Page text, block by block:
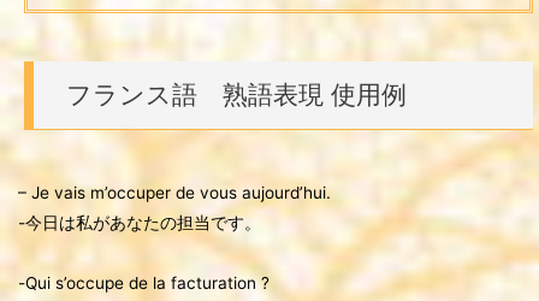
フランス語 熟語表現 使用例
– Je vais m’occuper de vous aujourd’hui.
-今日は私があなたの担当です。
-Qui s’occupe de la facturation ?